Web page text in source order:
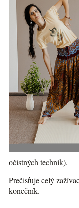
očistných techník).
Prečisťuje celý
konečník.